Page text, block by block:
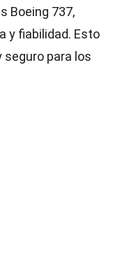
Boeing 737,
y fiabilidad. Esto
seguro para los